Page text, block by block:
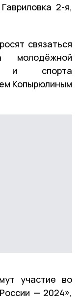
2-я,
связаться
молодёжной
и спорта
Копырюлиным
участие во
— 2024»,